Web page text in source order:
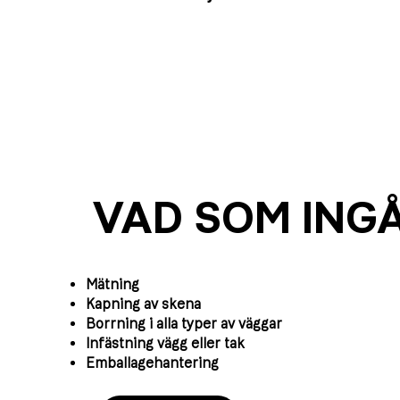
VAD SOM
Mätning
Kapning av skena
Borrning i alla typer av väggar
Infästning vägg eller tak
Emballagehantering